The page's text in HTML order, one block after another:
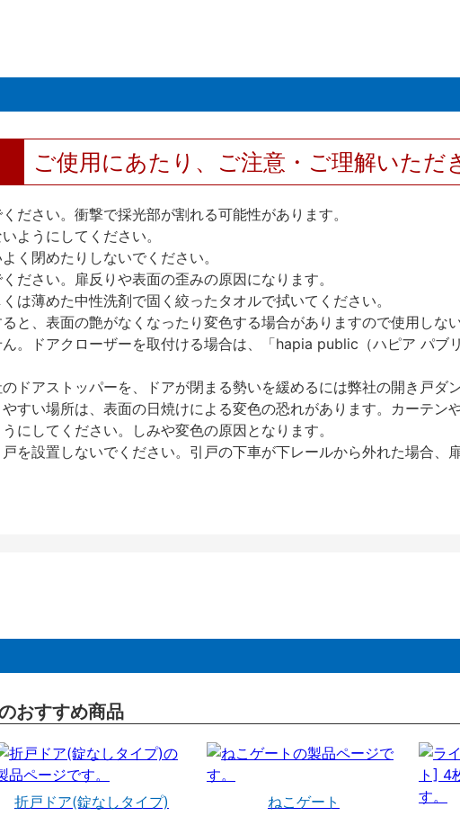
ご使用にあたり、ご注意・ご理解いただ
ださい。衝撃で採光部が割れる可能性があります。
ようにしてください。
く閉めたりしないでください。
ださい。扉反りや表面の歪みの原因になります。
は薄めた中性洗剤で固く絞ったタオルで拭いてください。
と、表面の艶がなくなったり変色する場合がありますので使用しない
。ドアクローザーを取付ける場合は、「hapia public（ハピア パブ
ドアストッパーを、ドアが閉まる勢いを緩めるには弊社の開き戸ダ
すい場所は、表面の日焼けによる変色の恐れがあります。カーテン
にしてください。しみや変色の原因となります。
を設置しないでください。引戸の下車が下レールから外れた場合、
おすすめ商品
折戸ドア(錠なしタイプ)
ねこゲート